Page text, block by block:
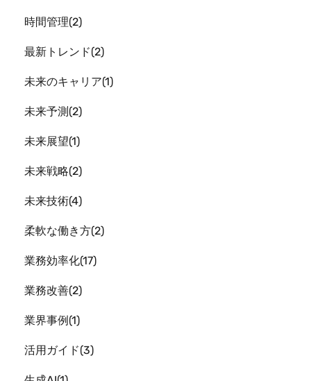
時間管理 2
最新トレンド 2
未来のキャリア 1
未来予測 2
未来展望 1
未来戦略 2
未来技術 4
柔軟な働き方 2
業務効率化 17
業務改善 2
業界事例 1
活用ガイド 3